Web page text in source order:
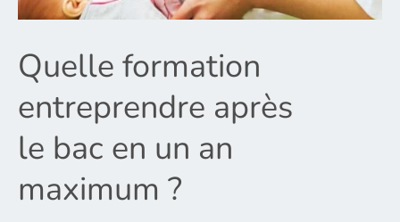
Quelle formation
entreprendre après
le bac en un an
maximum ?